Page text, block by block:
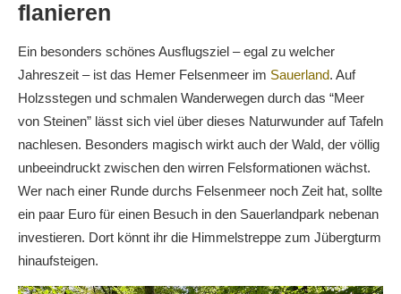
flanieren
Ein besonders schönes Ausflugsziel – egal zu welcher
Jahreszeit – ist das Hemer Felsenmeer im Sauerland. Auf
Holzsstegen und schmalen Wanderwegen durch das “Meer
von Steinen” lässt sich viel über dieses Naturwunder auf Tafeln
nachlesen. Besonders magisch wirkt auch der Wald, der völlig
unbeeindruckt zwischen den wirren Felsformationen wächst.
Wer nach einer Runde durchs Felsenmeer noch Zeit hat, sollte
ein paar Euro für einen Besuch in den Sauerlandpark nebenan
investieren. Dort könnt ihr die Himmelstreppe zum Jübergturm
hinaufsteigen.